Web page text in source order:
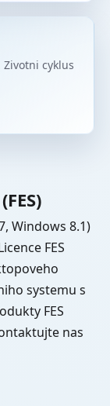
Zivotni cyklus
Windows 8.1)
FES
systemu s
FES
nas